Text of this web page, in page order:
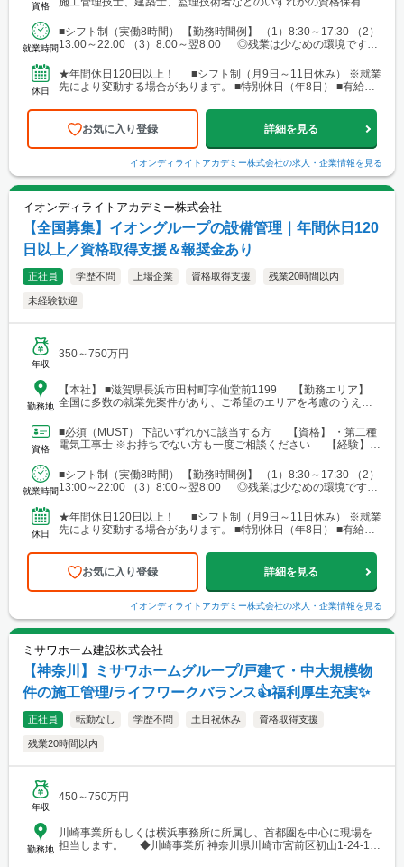
地例：東京都千代田区神田錦町1-1-1 ■東海エリア └勤務地例：
地例：大阪府大阪市中央区南船場2-3-2 ■中国・四国エリア └勤
務地例：広島県広島市南区段原南1-3-52 ■九州エリア └勤務地
業務を担当いただく際、現場によっては、自宅または現場付近の
ホテルから直行直帰をお願いする場合があります。
資格
就業時間
■シフト制（実働8時間） 【勤務時間例】 （1）8:30～17:30 （2）
13:00～22:00 （3）8:00～翌8:00 ◎残業は少なめの環境です。
休日
★年間休日120日以上！ ■シフト制（月9日～11日休み） ※就業
先により変動する場合があります。 ■特別休日（年8日） ■有給休
お気に入り登録 詳細を見る
イオンディライトアカデミー株式会社の求人・企業情報を見る
イオンディライトアカデミー株式会社
【全国募集】イオングループの設備管理｜年間休日120
日以上／資格取得支援＆報奨金あり
正社員 学歴不問 上場企業 資格取得支援 残業20時間以内
未経験歓迎
年収
350～750万円
勤務地
【本社】 ■滋賀県長浜市田村町字仙堂前1199 【勤務エリア】
全国に多数の就業先案件があり、ご希望のエリアを考慮のうえ配
す。 ■北海道 ■東北 └仙台市 ■関東 └東京23区 └町田・立
川・調布・西東京 └横浜・川崎・相模原・海老名・厚木 └千葉・
船橋・市川・柏・浦安・市原 └さいたま・川越・越谷・久喜・三
橋・岡崎・長久手・日進・稲沢・清須・小牧 └岐阜・各務原 └
津・四日市・桑名・志摩 └静岡・浜松・沼津・御殿場 ■関西 └
和泉・泉南 └神戸市・西宮・尼崎・姫路・加古川 └京都市・長岡
京・舞鶴・木津・木津川・城陽・京田辺・福知山・綾部・八幡 └
└奈良市・橿原・大和郡山 ■中四国 └広島市（安佐南区・南
区）・福山 └岡山・倉敷・津山
資格
■必須（MUST） 下記いずれかに該当する方 【資格】 ・第二種
電気工事士 ※お持ちでない方も一度ご相談ください 【経験】
就業時間
■シフト制（実働8時間） 【勤務時間例】 （1）8:30～17:30 （2）
13:00～22:00 （3）8:00～翌8:00 ◎残業は少なめの環境です。
休日
★年間休日120日以上！ ■シフト制（月9日～11日休み） ※就業
先により変動する場合があります。 ■特別休日（年8日） ■有給休
お気に入り登録 詳細を見る
イオンディライトアカデミー株式会社の求人・企業情報を見る
ミサワホーム建設株式会社
【神奈川】ミサワホームグループ/戸建て・中大規模物
件の施工管理/ライフワークバランス👍福利厚生充実✨
正社員 転勤なし 学歴不問 土日祝休み 資格取得支援
残業20時間以内
年収
450～750万円
勤務地
川崎事業所もしくは横浜事務所に所属し、首都圏を中心に現場を
担当します。 ◆川崎事業所 神奈川県川崎市宮前区初山1-24-11